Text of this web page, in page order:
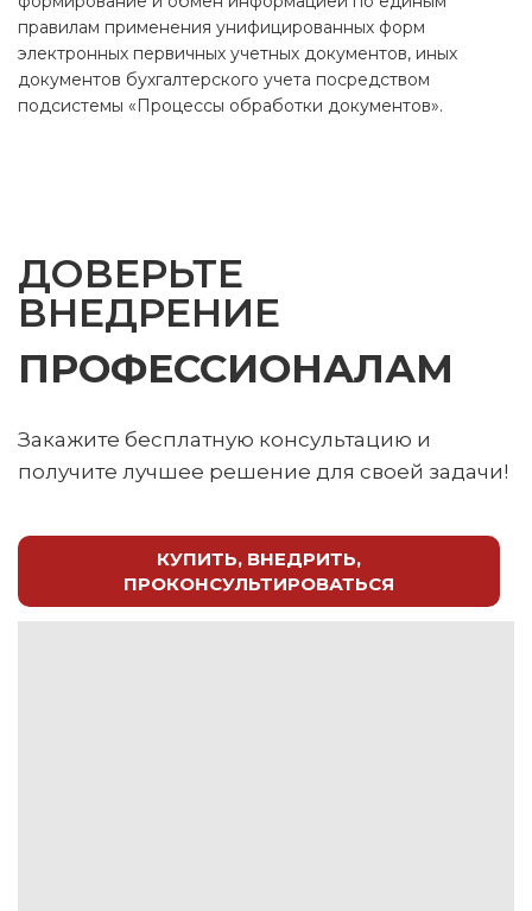
правилам применения унифицированных форм
электронных первичных учетных документов, иных
документов бухгалтерского учета посредством
подсистемы «Процессы обработки документов».
ДОВЕРЬТЕ
ВНЕДРЕНИЕ
ПРОФЕССИОНАЛАМ
Закажите бесплатную консультацию и
получите лучшее решение для своей задачи!
КУПИТЬ, ВНЕДРИТЬ,
ПРОКОНСУЛЬТИРОВАТЬСЯ